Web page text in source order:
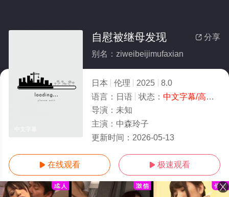
 分享
自慰被继母发现
别名：ziweibeijimufaxian
日本 伦理 2025
8.0
语言： 日语 状态： 中文字幕/高清
导演： 未知
主演： 中森玲子
更新时间： 2026-05-13
 在线观看  极速观看